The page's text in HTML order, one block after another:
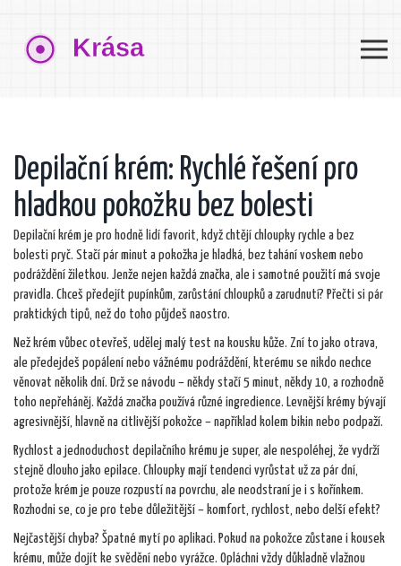
Depilační krém: Rychlé řešení pro
hladkou pokožku bez bolesti
Depilační krém je pro hodně lidí favorit, když chtějí chloupky rychle a bez
bolesti pryč. Stačí pár minut a pokožka je hladká, bez tahání voskem nebo
podráždění žiletkou. Jenže nejen každá značka, ale i samotné použití má svoje
pravidla. Chceš předejít pupínkům, zarůstání chloupků a zarudnutí? Přečti si pár
praktických tipů, než do toho půjdeš naostro.
Než krém vůbec otevřeš, udělej malý test na kousku kůže. Zní to jako otrava,
ale předejdeš popálení nebo vážnému podráždění, kterému se nikdo nechce
věnovat několik dní. Drž se návodu – někdy stačí 5 minut, někdy 10, a rozhodně
toho nepřeháněj. Každá značka používá různé ingredience. Levnější krémy bývají
agresivnější, hlavně na citlivější pokožce – například kolem bikin nebo podpaží.
Rychlost a jednoduchost depilačního krému je super, ale nespoléhej, že vydrží
stejně dlouho jako epilace. Chloupky mají tendenci vyrůstat už za pár dní,
protože krém je pouze rozpustí na povrchu, ale neodstraní je i s kořínkem.
Rozhodni se, co je pro tebe důležitější – komfort, rychlost, nebo delší efekt?
Nejčastější chyba? Špatné mytí po aplikaci. Pokud na pokožce zůstane i kousek
krému, může dojít ke svědění nebo vyrážce. Opláchni vždy důkladně vlažnou